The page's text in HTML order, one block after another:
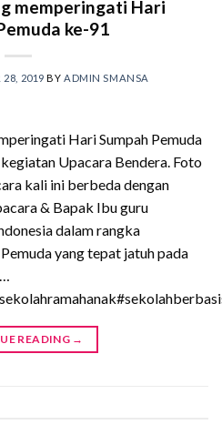
memperingati Hari
ke-91
28, 2019 BYADMIN SMANSA
Hari Sumpah Pemuda
Upacara Bendera. Foto
kali ini berbeda dengan
& Bapak Ibu guru
dalam rangka
yang tepat jatuh pada
READING →